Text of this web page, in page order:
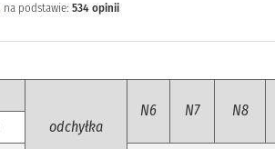
na podstawie: 534 opinii
odchyłka
N6 N7
N8